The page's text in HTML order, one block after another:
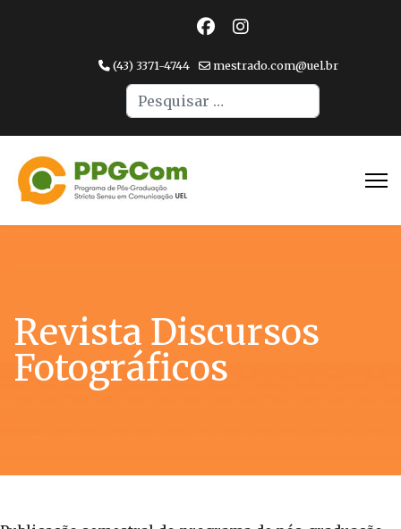
(43) 3371-4744 mestrado.com@uel.br
Pesquisar
Revista Discursos
Fotográficos